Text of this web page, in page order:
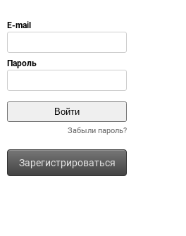
Забыли пароль?
Зарегистрироваться